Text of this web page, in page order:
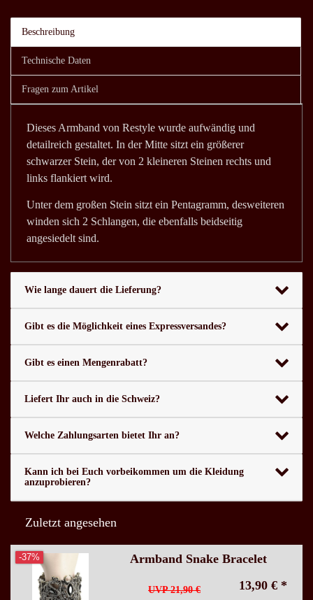
Beschreibung
Technische Daten
Fragen zum Artikel
Dieses Armband von Restyle wurde aufwändig und
detailreich gestaltet. In der Mitte sitzt ein größerer
schwarzer Stein, der von 2 kleineren Steinen rechts und
links flankiert wird.
Unter dem großen Stein sitzt ein Pentagramm, desweiteren
winden sich 2 Schlangen, die ebenfalls beidseitig
angesiedelt sind.
Wie lange dauert die Lieferung?
Gibt es die Möglichkeit eines Expressversandes?
Gibt es einen Mengenrabatt?
Liefert Ihr auch in die Schweiz?
Welche Zahlungsarten bietet Ihr an?
Kann ich bei Euch vorbeikommen um die Kleidung
anzuprobieren?
Zuletzt angesehen
-37% Armband Snake Bracelet
UVP 21,90 € 13,90 € *